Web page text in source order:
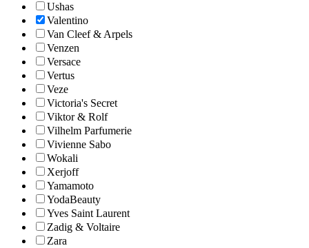
Ushas
Valentino
Van Cleef & Arpels
Venzen
Versace
Vertus
Veze
Victoria's Secret
Viktor & Rolf
Vilhelm Parfumerie
Vivienne Sabo
Wokali
Xerjoff
Yamamoto
YodaBeauty
Yves Saint Laurent
Zadig & Voltaire
Zara